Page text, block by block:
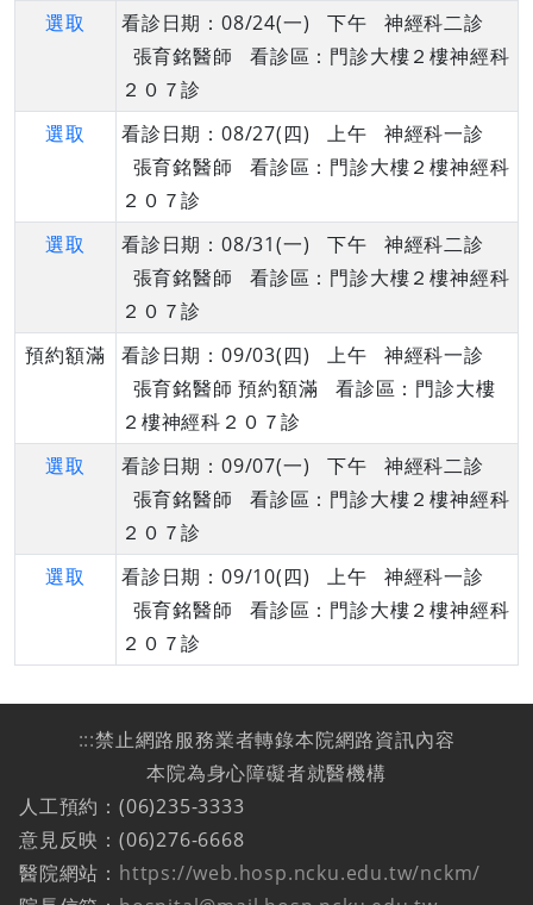
選取
看診日期：08/24(一) 下午 神經科二診
張育銘醫師 看診區：門診大樓２樓神經科
２０７診
選取
看診日期：08/27(四) 上午 神經科一診
張育銘醫師 看診區：門診大樓２樓神經科
２０７診
選取
看診日期：08/31(一) 下午 神經科二診
張育銘醫師 看診區：門診大樓２樓神經科
２０７診
預約額滿
看診日期：09/03(四) 上午 神經科一診
張育銘醫師 預約額滿 看診區：門診大樓
２樓神經科２０７診
選取
看診日期：09/07(一) 下午 神經科二診
張育銘醫師 看診區：門診大樓２樓神經科
２０７診
選取
看診日期：09/10(四) 上午 神經科一診
張育銘醫師 看診區：門診大樓２樓神經科
２０７診
:::禁止網路服務業者轉錄本院網路資訊內容
本院為身心障礙者就醫機構
人工預約：(06)235-3333
意見反映：(06)276-6668
醫院網站： https://web.hosp.ncku.edu.tw/nckm/